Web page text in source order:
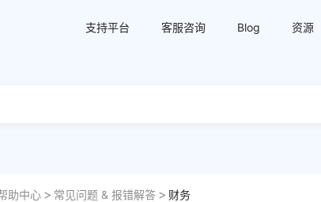
支持平台 客服咨询 Blog 资源
助中心 常见问题 & 报错解答 财务